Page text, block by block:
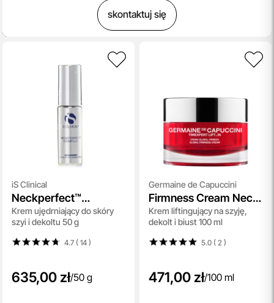
skontaktuj się
iS Clinical
Neckperfect™
Complex
Krem ujędrniający do skóry
szyi i dekoltu 50 g
4.7 ( 14)
635,00 zł/50 g
Germaine de Capuccini
Firmness Cream Neck
and Decolletage Bust
Krem liftingujący na szyję,
dekolt i biust 100 ml
5.0 ( 2 )
471,00 zł/100 ml